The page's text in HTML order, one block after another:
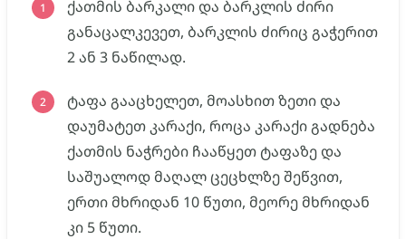
ქათმის ბარკალი და ბარკლის ძირი
განაცალკევეთ, ბარკლის ძირიც გაჭერით
2 ან 3 ნაწილად.
ტაფა გააცხელეთ, მოასხით ზეთი და
დაუმატეთ კარაქი, როცა კარაქი გადნება
ქათმის ნაჭრები ჩააწყეთ ტაფაზე და
საშუალოდ მაღალ ცეცხლზე შეწვით,
ერთი მხრიდან 10 წუთი, მეორე მხრიდან
კი 5 წუთი.